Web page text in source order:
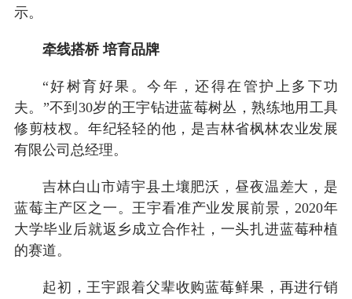
示。
牵线搭桥 培育品牌
“好树育好果。今年，还得在管护上多下功
夫。”不到30岁的王宇钻进蓝莓树丛，熟练地用工具
修剪枝杈。年纪轻轻的他，是吉林省枫林农业发展
有限公司总经理。
吉林白山市靖宇县土壤肥沃，昼夜温差大，是
蓝莓主产区之一。王宇看准产业发展前景，2020年
大学毕业后就返乡成立合作社，一头扎进蓝莓种植
的赛道。
起初，王宇跟着父辈收购蓝莓鲜果，再进行销